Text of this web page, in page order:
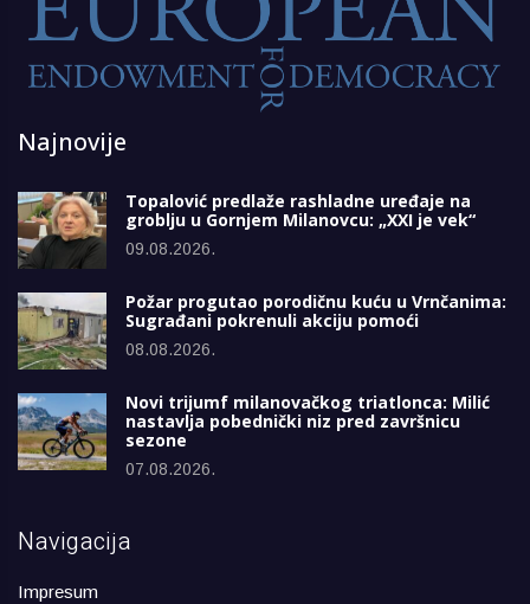
Najnovije
Topalović predlaže rashladne uređaje na
groblju u Gornjem Milanovcu: „XXI je vek“
09.08.2026.
Požar progutao porodičnu kuću u Vrnčanima:
Sugrađani pokrenuli akciju pomoći
08.08.2026.
Novi trijumf milanovačkog triatlonca: Milić
nastavlja pobednički niz pred završnicu
sezone
07.08.2026.
Navigacija
Impresum